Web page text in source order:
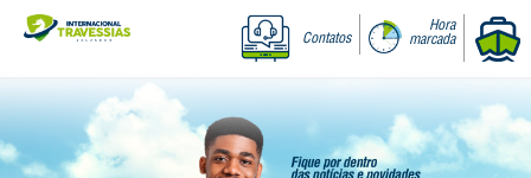
Contatos
Hora
marcada